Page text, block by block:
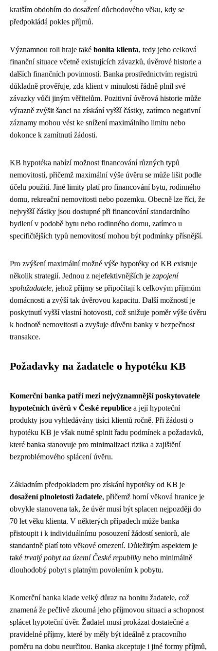
kratším obdobím do dosažení důchodového věku, kdy se
předpokládá pokles příjmů.
Významnou roli hraje také bonita klienta, tedy jeho celková
finanční situace včetně existujících závazků, úvěrové historie a
dalších finančních povinností. Banka prostřednictvím registrů
důkladně prověřuje, zda klient v minulosti řádně plnil své
závazky vůči jiným věřitelům. Pozitivní úvěrová historie může
výrazně zvýšit šanci na získání vyšší částky, zatímco negativní
záznamy mohou vést ke snížení maximálního limitu nebo
dokonce k zamítnutí žádosti.
KB hypotéka nabízí možnost financování různých typů
nemovitostí, přičemž maximální výše úvěru se může lišit podle
účelu použití. Jiné limity platí pro financování bytu, rodinného
domu, rekreační nemovitosti nebo pozemku. Obecně lze říci, že
nejvyšší částky jsou dostupné při financování standardního
bydlení v podobě bytu nebo rodinného domu, zatímco u
specifičtějších typů nemovitostí mohou být podmínky přísnější.
Pro zvýšení maximální možné výše hypotéky od KB existuje
několik strategií. Jednou z nejefektivnějších je zapojení
spolužadatele, jehož příjmy se připočítají k celkovým příjmům
domácnosti a zvýší tak úvěrovou kapacitu. Další možností je
poskytnutí vyšší vlastní hotovosti, což snižuje poměr výše úvěru
k hodnotě nemovitosti a zvyšuje důvěru banky v bezpečnost
transakce.
Požadavky na žadatele o hypotéku KB
Komerční banka patří mezi nejvýznamnější poskytovatele
hypotečních úvěrů v České republice a její hypoteční
produkty jsou vyhledávány tisíci klientů ročně. Při žádosti o
hypotéku KB je však nutné splnit řadu podmínek a požadavků,
které banka stanovuje pro minimalizaci rizika a zajištění
bezproblémového splácení úvěru.
Základním předpokladem pro získání hypotéky od KB je
dosažení plnoletosti žadatele, přičemž horní věková hranice je
obvykle stanovena tak, že úvěr musí být splacen nejpozději do
70 let věku klienta. V některých případech může banka
přistoupit i k individuálnímu posouzení žádostí seniorů, ale
standardně platí toto věkové omezení. Důležitým aspektem je
také trvalý pobyt na území České republiky nebo minimálně
dlouhodobý pobyt s platným povolením k pobytu.
Komerční banka klade velký důraz na bonitu žadatele, což
znamená že pečlivě zkoumá jeho příjmovou situaci a schopnost
splácet hypoteční úvěr. Žadatel musí prokázat dostatečné a
pravidelné příjmy, které by měly být ideálně z pracovního
poměru na dobu neurčitou. Banka akceptuje i jiné formy příjmů,